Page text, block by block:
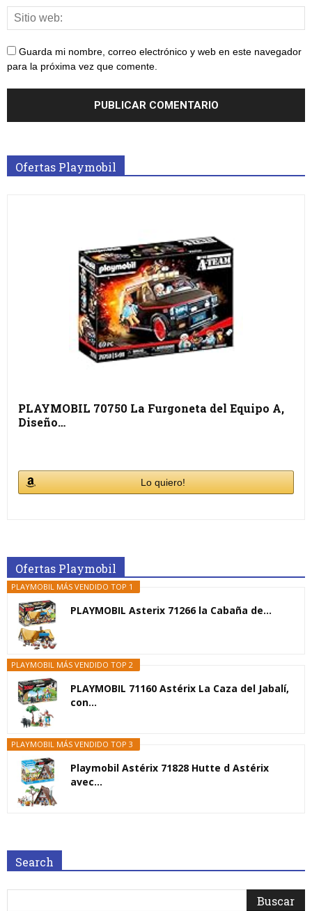
Guarda mi nombre, correo electrónico y web en este navegador
para la próxima vez que comente.
Ofertas Playmobil
PLAYMOBIL 70750 La Furgoneta del Equipo A,
Diseño…
Lo quiero!
Ofertas Playmobil
PLAYMOBIL MÁS VENDIDO TOP 1
PLAYMOBIL Asterix 71266 la Cabaña de...
PLAYMOBIL MÁS VENDIDO TOP 2
PLAYMOBIL 71160 Astérix La Caza del Jabalí,
con...
PLAYMOBIL MÁS VENDIDO TOP 3
Playmobil Astérix 71828 Hutte d Astérix
avec...
Search